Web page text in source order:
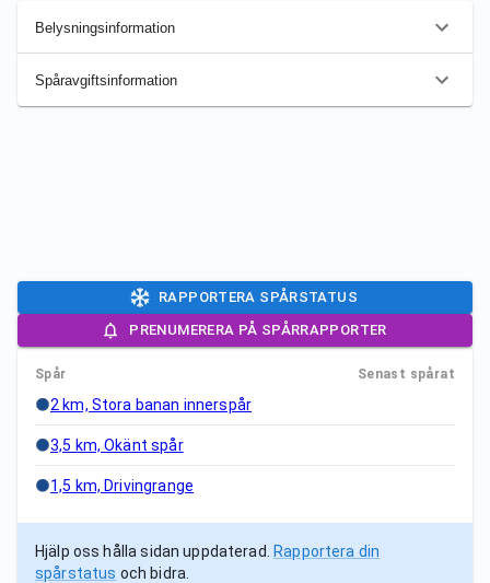
Belysningsinformation
Spåravgiftsinformation
RAPPORTERA SPÅRSTATUS
PRENUMERERA PÅ SPÅRRAPPORTER
Spår Senast spårat
2 km, Stora banan innerspår
3,5 km, Okänt spår
1,5 km, Drivingrange
Hjälp oss hålla sidan uppdaterad.
Rapportera din
spårstatus och bidra.